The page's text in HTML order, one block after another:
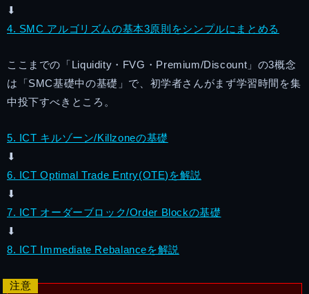
⬇︎
4. SMC アルゴリズムの基本3原則をシンプルにまとめる
ここまでの「Liquidity・FVG・Premium/Discount」の3概念
は「SMC基礎中の基礎」で、初学者さんがまず学習時間を集
中投下すべきところ。
5. ICT キルゾーン/Killzoneの基礎
⬇︎
6. ICT Optimal Trade Entry(OTE)を解説
⬇︎
7. ICT オーダーブロック/Order Blockの基礎
⬇︎
8. ICT Immediate Rebalanceを解説